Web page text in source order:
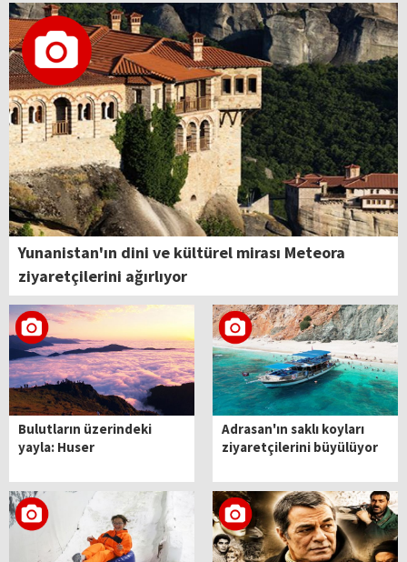
Yunanistan'ın dini ve kültürel mirası Meteora
ziyaretçilerini ağırlıyor
Bulutların üzerindeki
yayla: Huser
Adrasan'ın saklı koyları
ziyaretçilerini büyülüyor